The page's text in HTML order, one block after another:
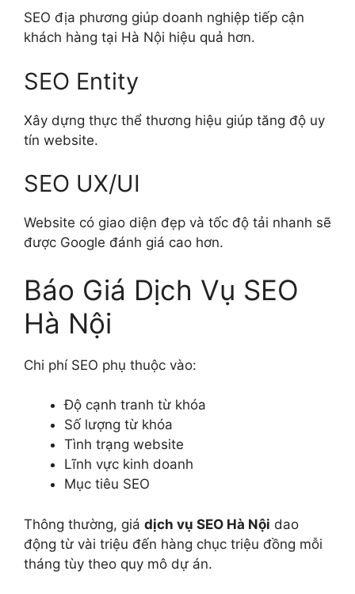
SEO địa phương giúp doanh nghiệp tiếp cận
khách hàng tại Hà Nội hiệu quả hơn.
SEO Entity
Xây dựng thực thể thương hiệu giúp tăng độ uy
tín website.
SEO UX/UI
Website có giao diện đẹp và tốc độ tải nhanh sẽ
được Google đánh giá cao hơn.
Báo Giá Dịch Vụ SEO
Hà Nội
Chi phí SEO phụ thuộc vào:
Độ cạnh tranh từ khóa
Số lượng từ khóa
Tình trạng website
Lĩnh vực kinh doanh
Mục tiêu SEO
Thông thường, giá dịch vụ SEO Hà Nội dao
động từ vài triệu đến hàng chục triệu đồng mỗi
tháng tùy theo quy mô dự án.